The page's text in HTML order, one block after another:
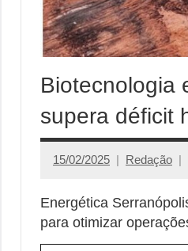
Biotecnologia
supera déficit
15/02/2025 Redação
Energética
para otimizar